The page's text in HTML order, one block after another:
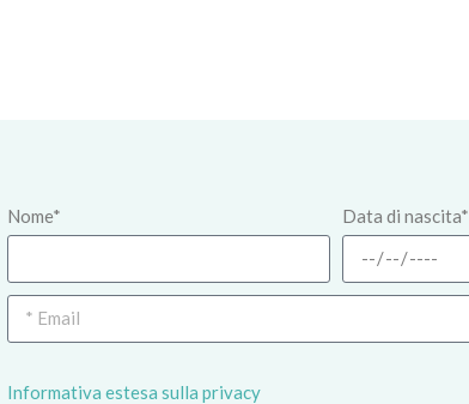
Nome* Data di nascita*
Informativa estesa sulla privacy